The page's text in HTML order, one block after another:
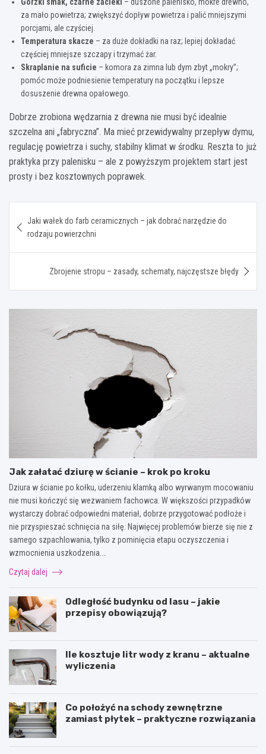
za mało powietrza; zwiększyć dopływ powietrza i palić mniejszymi
porcjami, ale czyściej.
Temperatura skacze – za duże dokładki na raz; lepiej dokładać
częściej mniejsze szczapy i trzymać żar.
Skraplanie na suficie – komora za zimna lub dym zbyt „mokry”;
pomóc może podniesienie temperatury na początku i lepsze
dosuszenie drewna opałowego.
Dobrze zrobiona wędzarnia z drewna nie musi być idealnie
szczelna ani „fabryczna”. Ma mieć przewidywalny przepływ dymu,
regulację powietrza i suchy, stabilny klimat w środku. Reszta to już
praktyka przy palenisku – ale z powyższym projektem start jest
prosty i bez kosztownych poprawek.
wpisu
Jaki wałek do farb ceramicznych – jak dobrać narzędzie do
rodzaju powierzchni
Zbrojenie stropu – zasady, schematy, najczęstsze błędy
Jak załatać dziurę w ścianie – krok po kroku
Dziura w ścianie po kołku, uderzeniu klamką albo wyrwanym mocowaniu
nie musi kończyć się wezwaniem fachowca. W większości przypadków
wystarczy dobrać odpowiedni materiał, dobrze przygotować podłoże i
nie przyspieszać schnięcia na siłę. Najwięcej problemów bierze się nie z
samego szpachlowania, tylko z pominięcia etapu oczyszczenia i
wzmocnienia uszkodzenia.…
Czytaj dalej
Odległość budynku od lasu – jakie
przepisy obowiązują?
Ile kosztuje litr wody z kranu – aktualne
wyliczenia
Co położyć na schody zewnętrzne
zamiast płytek – praktyczne rozwiązania